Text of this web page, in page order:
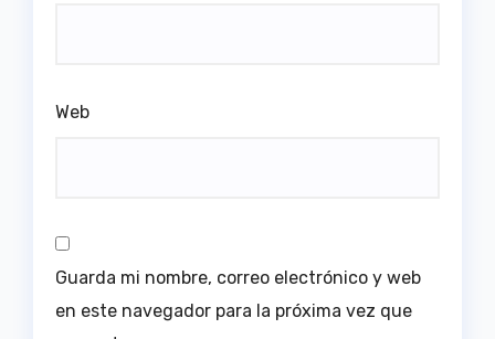
Web
Guarda mi nombre, correo electrónico y web
en este navegador para la próxima vez que